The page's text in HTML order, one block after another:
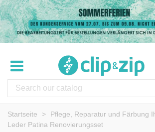
Startseite > Pflege, Reparatur und Färbung
Leder Patina Renovierungsset